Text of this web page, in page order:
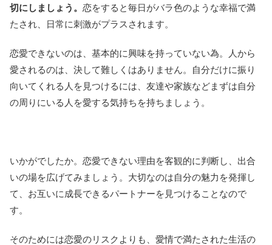
切にしましょう。 恋をすると毎日がバラ色のような幸福で満
たされ、日常に刺激がプラスされます。
恋愛できないのは、基本的に興味を持っていない為。人から
愛されるのは、決して難しくはありません。自分だけに振り
向いてくれる人を見つけるには、友達や家族などまずは自分
の周りにいる人を愛する気持ちを持ちましょう。
いかがでしたか。恋愛できない理由を客観的に判断し、出合
いの場を広げてみましょう。大切なのは自分の魅力を発揮し
て、お互いに成長できるパートナーを見つけることなので
す。
そのためには恋愛のリスクよりも、愛情で満たされた生活の